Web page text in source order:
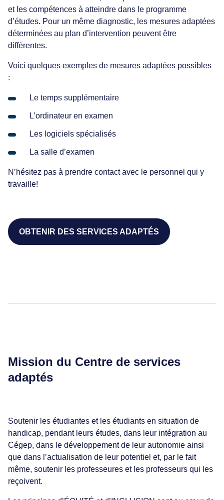
de travail et calculatrice
et droits des étudiants
et les compétences à atteindre dans le programme
d’études. Pour un même diagnostic, les mesures adaptées
déterminées au plan d’intervention peuvent être
différentes.
Voici quelques exemples de mesures adaptées possibles
:
Le temps supplémentaire
L’ordinateur en examen
Les logiciels spécialisés
La salle d’examen
N’hésitez pas à prendre contact avec le personnel qui y
travaille!
OBTENIR DES SERVICES ADAPTÉS
Mission du Centre de services
adaptés
Soutenir les étudiantes et les étudiants en situation de
handicap, pendant leurs études, dans leur intégration au
Cégep, dans le développement de leur autonomie ainsi
que dans l’actualisation de leur potentiel et, par le fait
même, soutenir les professeures et les professeurs qui les
reçoivent.